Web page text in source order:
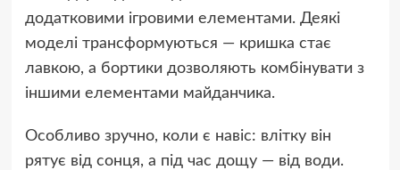
додатковими ігровими елементами. Деякі
моделі трансформуються — кришка стає
лавкою, а бортики дозволяють комбінувати з
іншими елементами майданчика.
Особливо зручно, коли є навіс: влітку він
рятує від сонця, а під час дощу — від води.